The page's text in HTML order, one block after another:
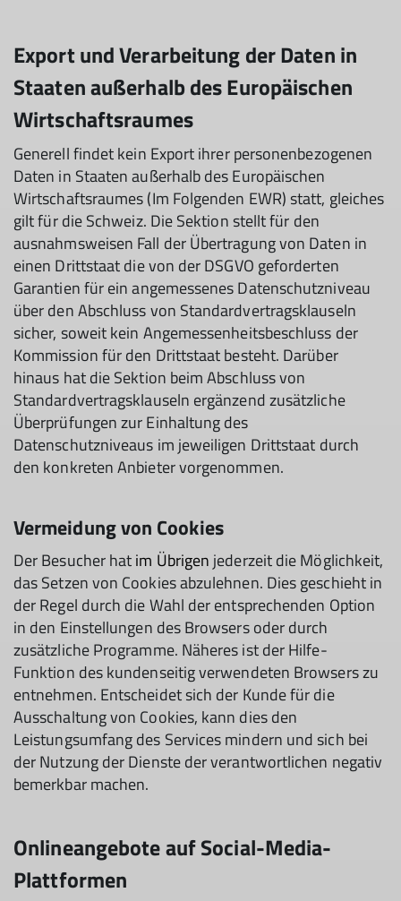
Export und Verarbeitung der Daten in
Staaten außerhalb des Europäischen
Wirtschaftsraumes
Generell findet kein Export ihrer personenbezogenen
Daten in Staaten außerhalb des Europäischen
Wirtschaftsraumes (Im Folgenden EWR) statt, gleiches
gilt für die Schweiz. Die Sektion stellt für den
ausnahmsweisen Fall der Übertragung von Daten in
einen Drittstaat die von der DSGVO geforderten
Garantien für ein angemessenes Datenschutzniveau
über den Abschluss von Standardvertragsklauseln
sicher, soweit kein Angemessenheitsbeschluss der
Kommission für den Drittstaat besteht. Darüber
hinaus hat die Sektion beim Abschluss von
Standardvertragsklauseln ergänzend zusätzliche
Überprüfungen zur Einhaltung des
Datenschutzniveaus im jeweiligen Drittstaat durch
den konkreten Anbieter vorgenommen.
Vermeidung von Cookies
Der Besucher hatim Übrigen jederzeit die Möglichkeit,
das Setzen von Cookies abzulehnen. Dies geschieht in
der Regel durch die Wahl der entsprechenden Option
in den Einstellungen des Browsers oder durch
zusätzliche Programme. Näheres ist der Hilfe-
Funktion des kundenseitig verwendeten Browsers zu
entnehmen. Entscheidet sich der Kunde für die
Ausschaltung von Cookies, kann dies den
Leistungsumfang des Services mindern und sich bei
der Nutzung der Dienste der verantwortlichen negativ
bemerkbar machen.
Onlineangebote auf Social-Media-
Plattformen